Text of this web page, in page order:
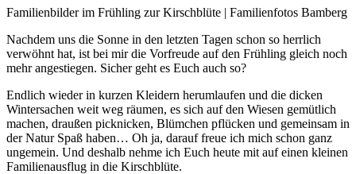
Familienbilder im Frühling zur Kirschblüte | Familienfotos Bamberg
Nachdem uns die Sonne in den letzten Tagen schon so herrlich
verwöhnt hat, ist bei mir die Vorfreude auf den Frühling gleich noch
mehr angestiegen. Sicher geht es Euch auch so?
Endlich wieder in kurzen Kleidern herumlaufen und die dicken
Wintersachen weit weg räumen, es sich auf den Wiesen gemütlich
machen, draußen picknicken, Blümchen pflücken und gemeinsam in
der Natur Spaß haben… Oh ja, darauf freue ich mich schon ganz
ungemein. Und deshalb nehme ich Euch heute mit auf einen kleinen
Familienausflug in die Kirschblüte.